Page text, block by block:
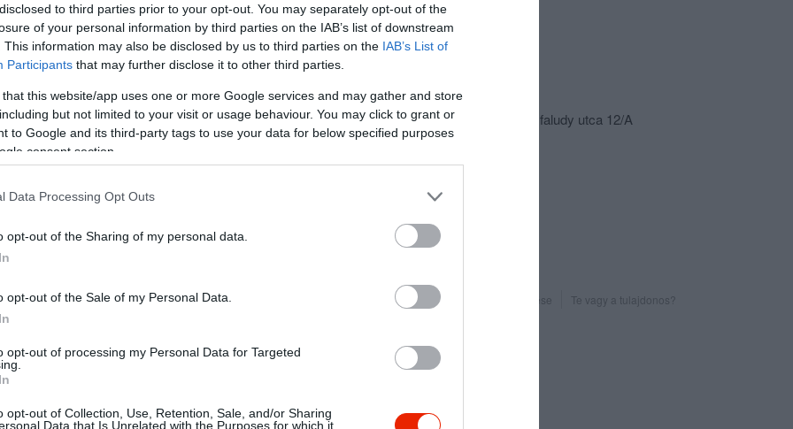
to third parties prior to your opt-out. You may separately opt-out of the
of your personal information by third parties on the IAB’s list of downstream
This information may also be disclosed by us to third parties on the IAB’s List of
Participants that may further disclose it to other third parties.
that this website/app uses one or more Google services and may gather and store
but not limited to your visit or usage behaviour. You may click to grant or
to Google and its third-party tags to use your data for below specified purposes
consent section.
Data Processing Opt Outs
opt-out of the Sharing of my personal data.
opt-out of the Sale of my Personal Data.
opt-out of processing my Personal Data for Targeted
opt-out of Collection, Use, Retention, Sale, and/or Sharing
Data that Is Unrelated with the Purposes for which it
többet
meghatározó buliközpontja. Legyél részese Te is
éjszakáknak, a Thomas Music Club-ban, 2014-ben is!
8636 Balatonszemes, Kisfaludy utca 12/A
Probléma jelentése Te vagy a tulajdonos?